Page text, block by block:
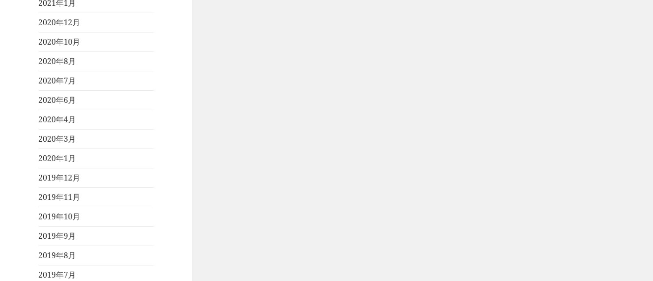
2021年1月
2020年12月
2020年10月
2020年8月
2020年7月
2020年6月
2020年4月
2020年3月
2020年1月
2019年12月
2019年11月
2019年10月
2019年9月
2019年8月
2019年7月